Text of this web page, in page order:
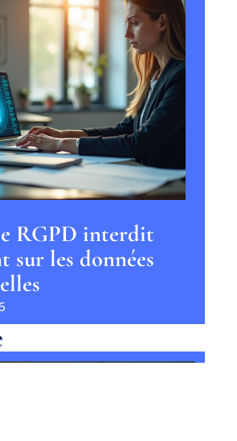
RGPD interdit
sur les données